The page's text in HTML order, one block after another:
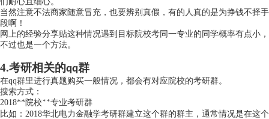
当然注意不法商家随意冒充，也要辨别真假，有的人真的是为挣钱不择手
段啊！
网上的经验分享贴这种情况遇到目标院校考同一专业的同学概率有点小，
不过也是一个方法。
4.考研相关的qq群
在qq群里进行真题购买一般情况，都会有对应院校的考研群。
搜索方式：
2018**院校**专业考研群
比如： 2018华北电力金融学考研群建立这个群的群主，通常情况是在这个